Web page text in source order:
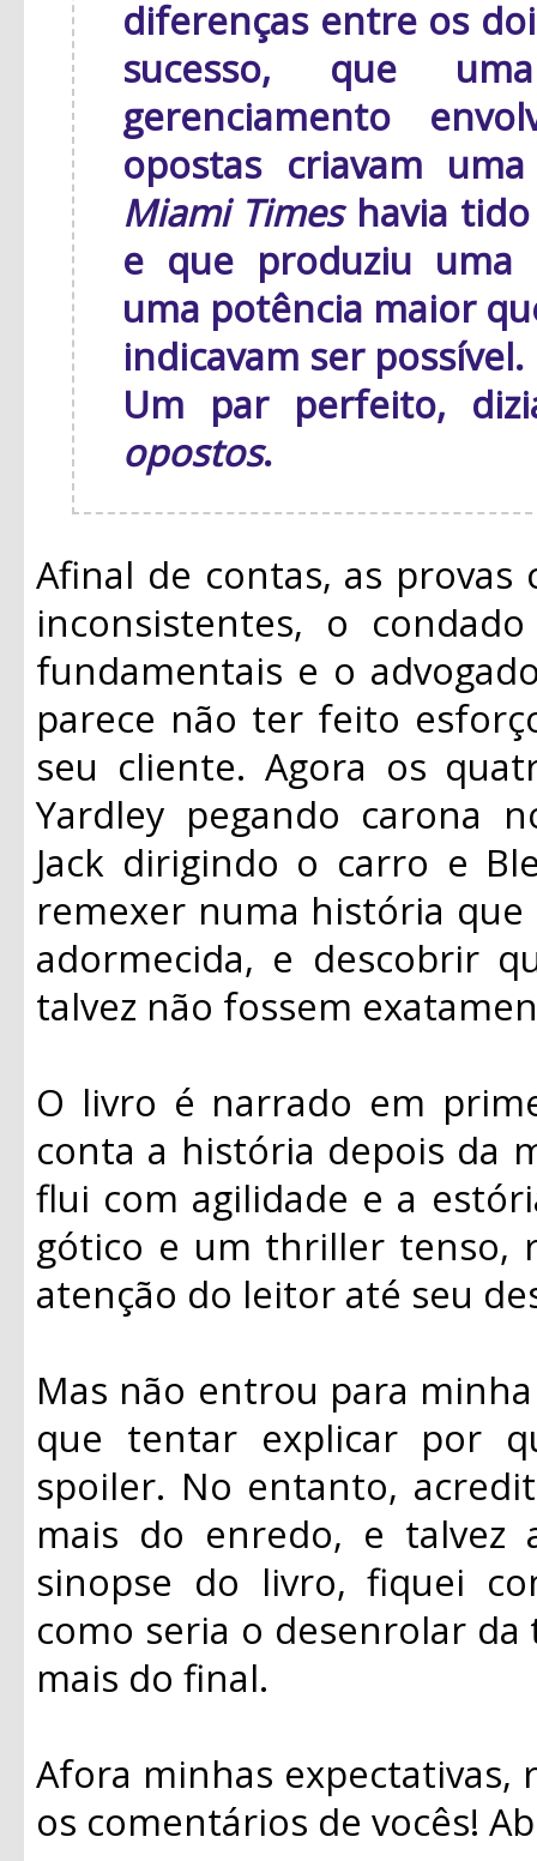
diferenças entre os
sucesso, que
gerenciamento
opostas criavam
Miami Timeshavia tido
e que produziu uma
uma potência maior
indicavam ser possível.
Um par perfeito,
opostos.
Afinal de contas, as
inconsistentes, o
fundamentais e o
parece não ter feito
seu cliente. Agora os
Yardley pegando carona
Jack dirigindo o carro e
remexer numa história
adormecida, e descobrir
talvez não fossem
O livro é narrado em
conta a história depois da
flui com agilidade e a
gótico e um thriller tenso,
atenção do leitor até seu
Mas não entrou para
que tentar explicar por
spoiler. No entanto,
mais do enredo, e
sinopse do livro, fiquei
como seria o desenrolar
mais do final.
Afora minhas
os comentários de vocês!